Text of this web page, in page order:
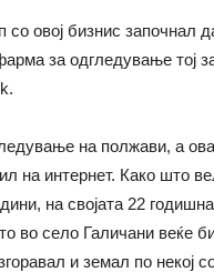
со овој бизнис започнал
за одгледување
на полжави, а
на интернет. Како што
на својата 22
во село Галичани веќе
и земал по некој